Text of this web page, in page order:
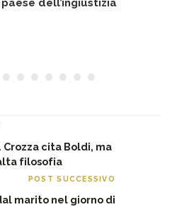
dell’ingiustizia
cita Boldi, ma
filosofia
POST SUCCESSIVO
marito nel giorno di